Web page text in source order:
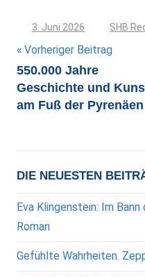
3. Juni 2026 SHB
Vorheriger Beitrag
550.000 Jahre
Geschichte und
am Fuß der Pyrenäen
DIE NEUESTEN
Eva Klingenstein: Im
Roman
Gefühlte Wahrheiten.